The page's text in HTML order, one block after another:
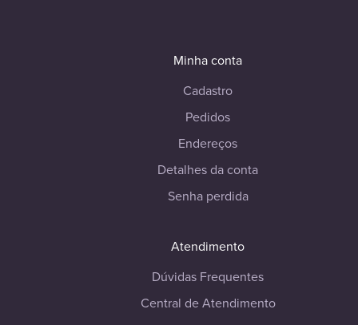
Minha conta
Cadastro
Pedidos
Endereços
Detalhes da conta
Senha perdida
Atendimento
Dúvidas Frequentes
Central de Atendimento